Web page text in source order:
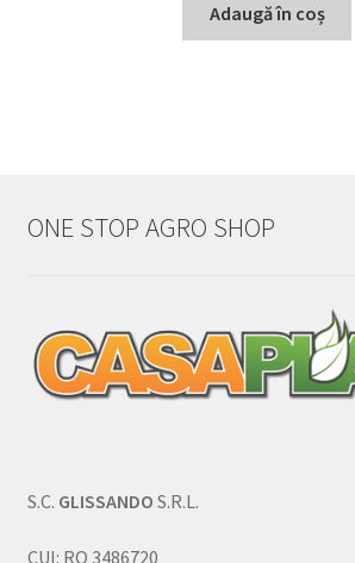
Adaugă în coș
ONE STOP AGRO SHOP
S.C. GLISSANDO S.R.L.
CUI: RO 3486720